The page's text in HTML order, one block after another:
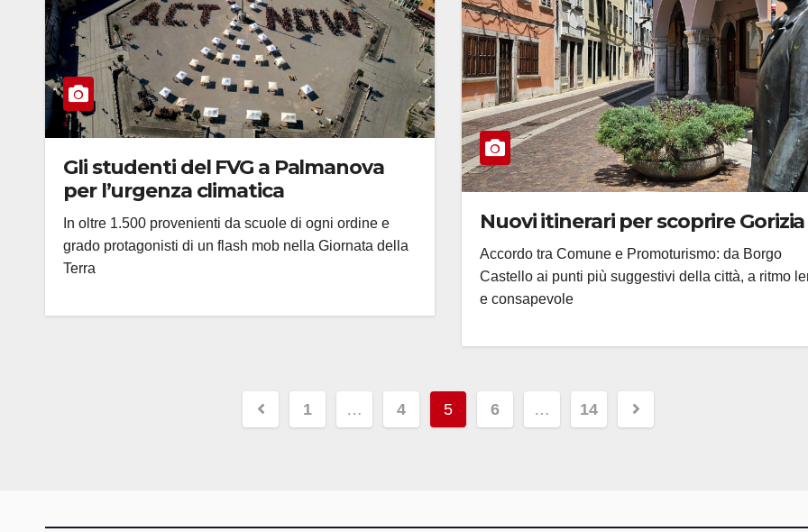
Gli studenti del FVG a Palmanova
per l’urgenza climatica
In oltre 1.500 provenienti da scuole di ogni ordine e
grado protagonisti di un flash mob nella Giornata della
Terra
Nuovi itinerari per scoprire Gorizia
Accordo tra Comune e Promoturismo: da Borgo
Castello ai punti più suggestivi della città, a ritmo
e consapevole
Paginazione
degli
1 … 4 5 6 … 14